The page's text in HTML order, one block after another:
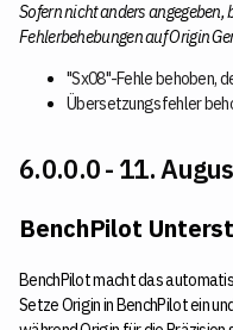
Sofern nicht anders angegeben,
Fehlerbehebungen auf Origin
"Sx08"-Fehle behoben,
Übersetzungsfehler
6.0.0.0 - 11.
BenchPilot
BenchPilot macht das
Setze Origin in BenchPilot ein